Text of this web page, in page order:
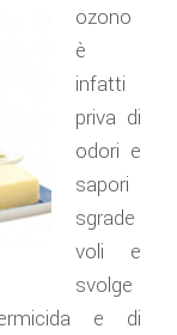
ozono
è
infatti
priva di
odori e
sapori
sgrade
voli e
svolge
e di